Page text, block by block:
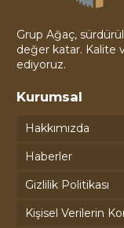
Grup Ağaç,
değer katar. Kalite
ediyoruz.
Kurumsal
Hakkımızda
Haberler
Gizlilik Politikası
Kişisel Verilerin